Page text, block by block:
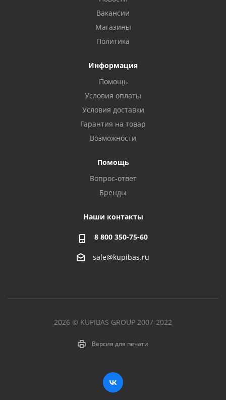
Вакансии
Магазины
Политика
Информация
Помощь
Условия оплаты
Условия доставки
Гарантия на товар
Возможности
Помощь
Вопрос-ответ
Бренды
Наши контакты
8 800 350-75-60
sale@kupibas.ru
2026 © KUPIBAS GROUP 2007-2022
Версия для печати